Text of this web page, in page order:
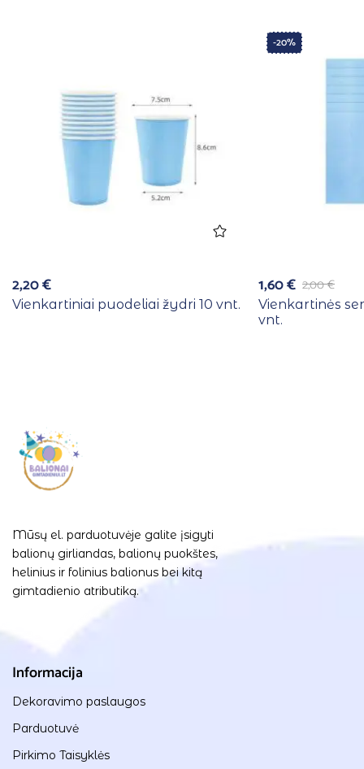
2,20€
Vienkartiniai puodeliai žydri 10 vnt.
-20%
2,00€
1,60€
Vienkartinės
vnt.
Mūsų el. parduotuvėje galite įsigyti
balionų girliandas, balionų puokštes,
helinius ir folinius balionus bei kitą
gimtadienio atributiką.
Informacija
Dekoravimo paslaugos
Parduotuvė
Pirkimo Taisyklės